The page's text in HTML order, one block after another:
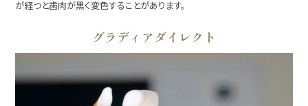
が経つと歯肉が黒く変色することがあります。
グラディアダイレクト